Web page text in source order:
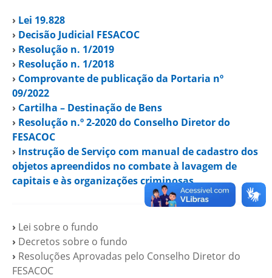
› Lei 19.828
› Decisão Judicial FESACOC
› Resolução n. 1/2019
› Resolução n. 1/2018
› Comprovante de publicação da Portaria nº
09/2022
› Cartilha – Destinação de Bens
› Resolução n.º 2-2020 do Conselho Diretor do
FESACOC
› Instrução de Serviço com manual de cadastro dos
objetos apreendidos no combate à lavagem de
capitais e às organizações criminosas
› Lei sobre o fundo
› Decretos sobre o fundo
› Resoluções Aprovadas pelo Conselho Diretor do
FESACOC